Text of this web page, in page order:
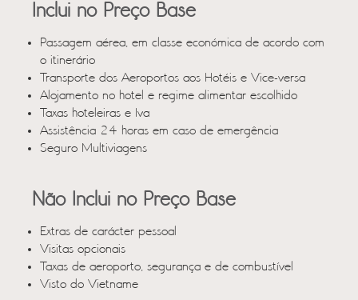
Inclui no Preço Base
Passagem aérea, em classe económica de acordo com
o itinerário
Transporte dos Aeroportos aos Hotéis e Vice-versa
Alojamento no hotel e regime alimentar escolhido
Taxas hoteleiras e Iva
Assistência 24 horas em caso de emergência
Seguro Multiviagens
Não Inclui no Preço Base
Extras de carácter pessoal
Visitas opcionais
Taxas de aeroporto, segurança e de combustível
Visto do Vietname